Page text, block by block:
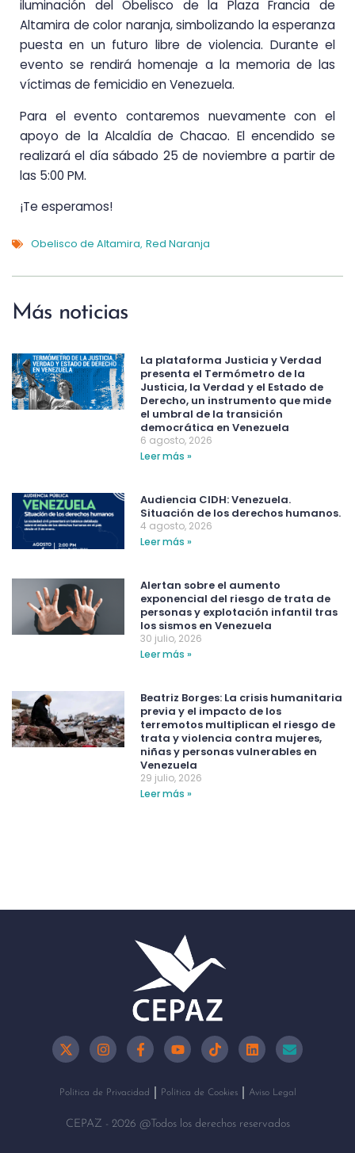
iluminación del Obelisco de la Plaza Francia de
Altamira de color naranja, simbolizando la esperanza
puesta en un futuro libre de violencia. Durante el
evento se rendirá homenaje a la memoria de las
víctimas de femicidio en Venezuela.
Para el evento contaremos nuevamente con el
apoyo de la Alcaldía de Chacao. El encendido se
realizará el día sábado 25 de noviembre a partir de
las 5:00 PM.
¡Te esperamos!
Obelisco de Altamira, Red Naranja
Más noticias
La plataforma Justicia y Verdad
presenta el Termómetro de la
Justicia, la Verdad y el Estado de
Derecho, un instrumento que mide
el umbral de la transición
democrática en Venezuela
6 agosto, 2026
Leer más »
Audiencia CIDH: Venezuela.
Situación de los derechos humanos.
4 agosto, 2026
Leer más »
Alertan sobre el aumento
exponencial del riesgo de trata de
personas y explotación infantil tras
los sismos en Venezuela
30 julio, 2026
Leer más »
Beatriz Borges: La crisis humanitaria
previa y el impacto de los
terremotos multiplican el riesgo de
trata y violencia contra mujeres,
niñas y personas vulnerables en
Venezuela
29 julio, 2026
Leer más »
Política de Privacidad Política de Cookies Aviso Legal
CEPAZ - 2026 @Todos los derechos reservados